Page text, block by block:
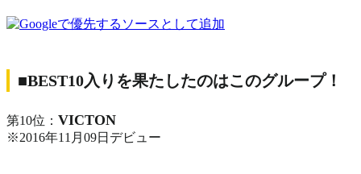
■BEST10入りを果たしたのはこのグループ！
第10位： VICTON
※2016年11月09日デビュー